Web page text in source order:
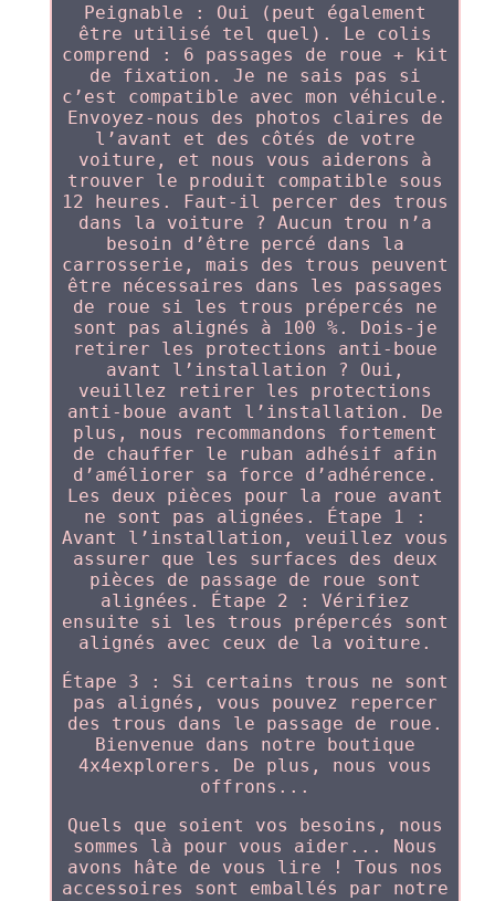
Peignable : Oui (peut également
être utilisé tel quel). Le colis
comprend : 6 passages de roue + kit
de fixation. Je ne sais pas si
c’est compatible avec mon véhicule.
Envoyez-nous des photos claires de
l’avant et des côtés de votre
voiture, et nous vous aiderons à
trouver le produit compatible sous
12 heures. Faut-il percer des trous
dans la voiture ? Aucun trou n’a
besoin d’être percé dans la
carrosserie, mais des trous peuvent
être nécessaires dans les passages
de roue si les trous prépercés ne
sont pas alignés à 100 %. Dois-je
retirer les protections anti-boue
avant l’installation ? Oui,
veuillez retirer les protections
anti-boue avant l’installation. De
plus, nous recommandons fortement
de chauffer le ruban adhésif afin
d’améliorer sa force d’adhérence.
Les deux pièces pour la roue avant
ne sont pas alignées. Étape 1 :
Avant l’installation, veuillez vous
assurer que les surfaces des deux
pièces de passage de roue sont
alignées. Étape 2 : Vérifiez
ensuite si les trous prépercés sont
alignés avec ceux de la voiture.
Étape 3 : Si certains trous ne sont
pas alignés, vous pouvez repercer
des trous dans le passage de roue.
Bienvenue dans notre boutique
4x4explorers. De plus, nous vous
offrons...
Quels que soient vos besoins, nous
sommes là pour vous aider... Nous
avons hâte de vous lire ! Tous nos
accessoires sont emballés par notre